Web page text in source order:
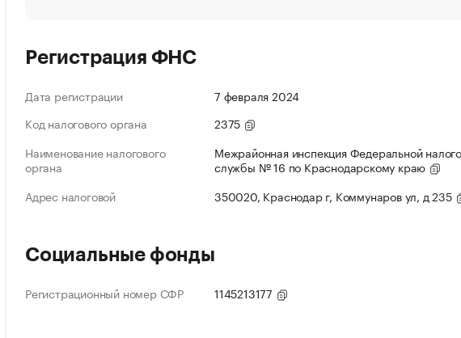
Регистрация ФНС
Дата регистрации
7 февраля 2024
Код налогового органа
2375
Наименование налогового
органа
Межрайонная инспекция Федеральной
службы № 16 по Краснодарскому краю
Адрес налоговой
350020, Краснодар г, Коммунаров ул, д 235
Социальные фонды
Регистрационный номер СФР 1145213177